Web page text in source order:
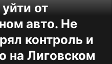
от
авто. Не
контроль и
на Лиговском